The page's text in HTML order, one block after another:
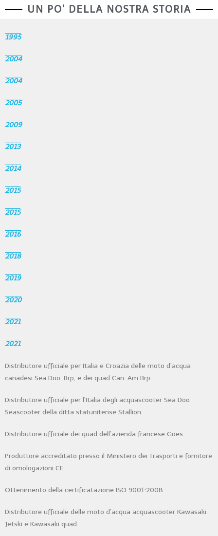
UN PO' DELLA NOSTRA STORIA
1995
2004
2004
2005
2009
2013
2014
2015
2015
2016
2018
2019
2020
2021
2021
Distributore ufficiale per Italia e Croazia delle moto d’acqua
canadesi Sea Doo, Brp, e dei quad Can-Am Brp.
Distributore ufficiale per l’Italia degli acquascooter Sea Doo
Seascooter della ditta statunitense Stallion.
Distributore ufficiale dei quad dell’azienda francese Goes.
Produttore accreditato presso il Ministero dei Trasporti e fornitore
di omologazioni CE.
Ottenimento della certificatazione ISO 9001:2008
Distributore ufficiale delle moto d’acqua acquascooter Kawasaki
Jetski e Kawasaki quad.